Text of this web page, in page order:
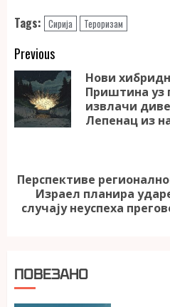
Tags: Сирија Тероризам
Continue
Reading
Previous
Нови
Приштина уз
извлачи
Лепенац из
Next
post:
Перспективе
Израел планира
случају неуспеха
ПОВЕЗАНО